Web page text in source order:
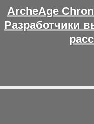
ArcheAge
Разработчики